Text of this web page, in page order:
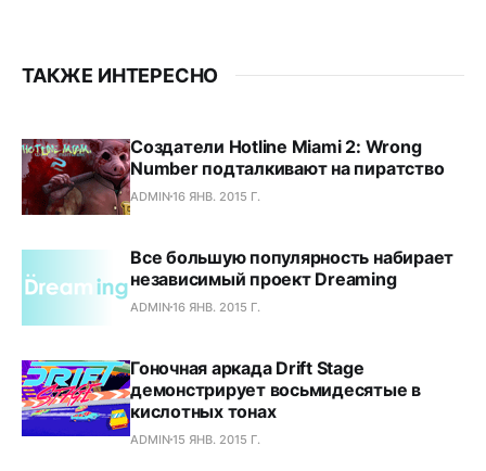
ТАКЖЕ ИНТЕРЕСНО
Создатели Hotline Miami 2: Wrong
Number подталкивают на пиратство
ADMIN16 ЯНВ. 2015 Г.
Все большую популярность набирает
независимый проект Dreaming
ADMIN16 ЯНВ. 2015 Г.
Гоночная аркада Drift Stage
демонстрирует восьмидесятые в
кислотных тонах
ADMIN15 ЯНВ. 2015 Г.